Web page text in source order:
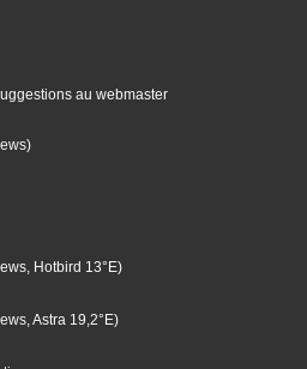
au webmaster
Hotbird 13°E)
Astra 19,2°E)